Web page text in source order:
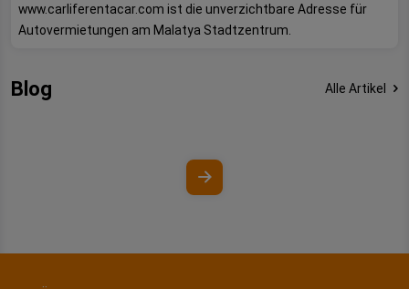
www.carliferentacar.com ist die unverzichtbare Adresse für
Autovermietungen am Malatya Stadtzentrum.
Blog Alle Artikel